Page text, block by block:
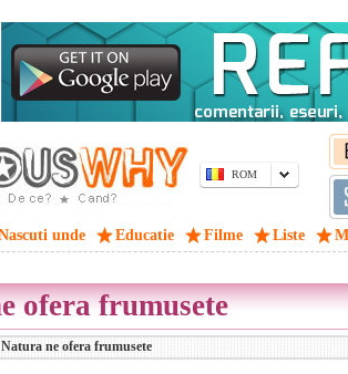
ROM
unde Educatie Filme Liste
ofera frumusete
ne ofera frumusete